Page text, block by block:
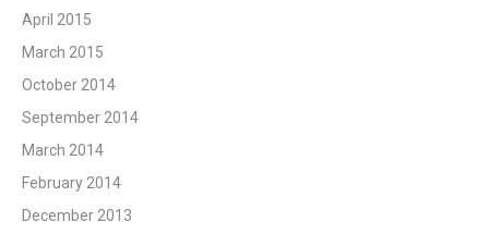
April 2015
March 2015
October 2014
September 2014
March 2014
February 2014
December 2013